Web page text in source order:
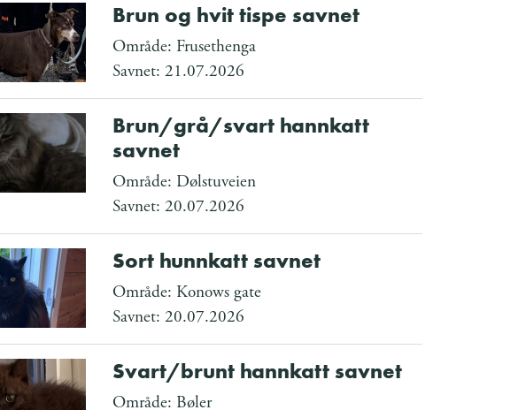
Brun og hvit tispe savnet
Område: Frusethenga
Savnet: 21.07.2026
Brun/grå/svart hannkatt
savnet
Område: Dølstuveien
Savnet: 20.07.2026
Sort hunnkatt savnet
Område: Konows gate
Savnet: 20.07.2026
Svart/brunt hannkatt savnet
Område: Bøler